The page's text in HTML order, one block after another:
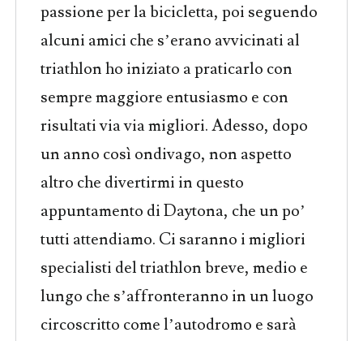
passione per la bicicletta, poi seguendo
alcuni amici che s’erano avvicinati al
triathlon ho iniziato a praticarlo con
sempre maggiore entusiasmo e con
risultati via via migliori. Adesso, dopo
un anno così ondivago, non aspetto
altro che divertirmi in questo
appuntamento di Daytona, che un po’
tutti attendiamo. Ci saranno i migliori
specialisti del triathlon breve, medio e
lungo che s’affronteranno in un luogo
circoscritto come l’autodromo e sarà